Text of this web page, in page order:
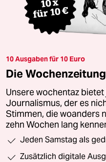
10 Ausgaben für 10 Euro
Die
Unsere wochentaz
Journalismus, der es
Stimmen, die woanders
zehn Wochen lang
Jeden Samstag als
Zusätzlich digitale